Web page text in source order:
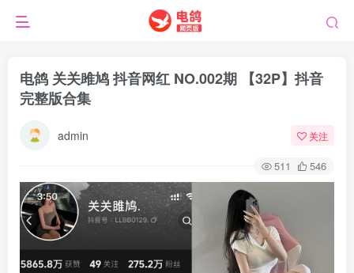
电鸽 关关雎鸠 抖音网红 NO.002期 【32P】抖音
完整版合集
admin 关注
511 546